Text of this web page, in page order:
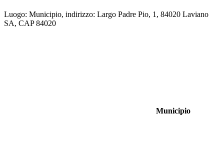
Luogo: Municipio, indirizzo: Largo Padre Pio, 1, 84020 Laviano
SA, CAP 84020
Municipio